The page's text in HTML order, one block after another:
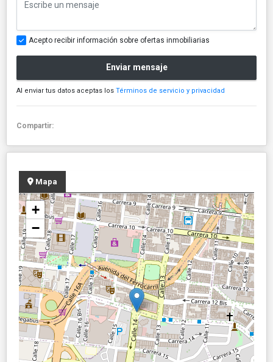
Acepto recibir información sobre ofertas inmobiliarias
Enviar mensaje
Al enviar tus datos aceptas los Términos de servicio y privacidad
Compartir:
Mapa
+
−